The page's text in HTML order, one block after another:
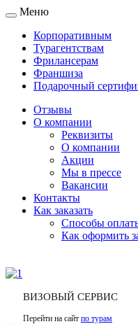
Toggle
navigation
Меню
Корпоративным
Турагентствам
Фрилансерам
Франшиза
Подарочный
Отзывы
О компании
Реквизиты
О компании
Акции
Мы в прессе
Вакансии
Контакты
Как заказать
Способы
Как оформить
ВИЗОВЫЙ СЕРВИС
Перейти на сайт по турам